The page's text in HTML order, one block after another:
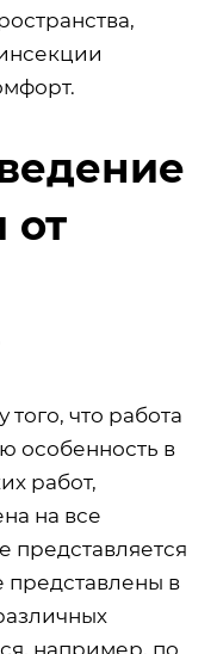
от
что работа
особенность в
работ,
на все
представляется
в
например, по